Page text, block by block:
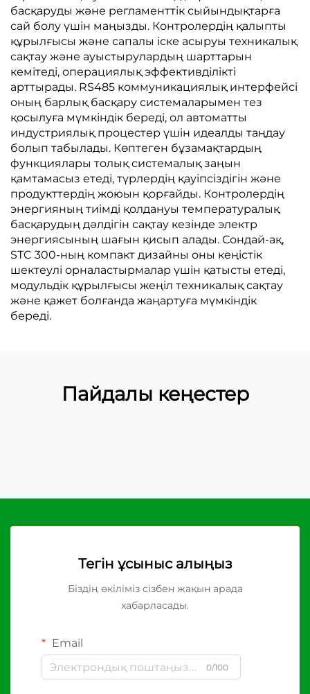
басқаруды және регламенттік сыйындықтарға
сай болу үшін маңызды. Контролердің қалыпты
құрылғысы және сапалы іске асыруы техникалық
сақтау және ауыстырулардың шарттарын
кемітеді, операциялық эффективділікті
арттырады. RS485 коммуникациялық интерфейсі
оның барлық басқару системаларымен тез
қосылуға мүмкіндік береді, ол автоматты
индустриялық процестер үшін идеалды таңдау
болып табылады. Көптеген бұзамақтардың
функциялары толық системалық заңын
қамтамасыз етеді, түрлердің қауіпсіздігін және
продукттердің жоюын қорғайды. Контролердің
энергияның тиімді қолдануы температуралық
басқарудың дәлдігін сақтау кезінде электр
энергиясының шағын қисып алады. Сондай-ақ,
STC 300-ның компакт дизайны оны кеңістік
шектеулі орналастырмалар үшін қатысты етеді,
модульдік құрылғысы жеңіл техникалық сақтау
және қажет болғанда жаңартуға мүмкіндік
береді.
Пайдалы кеңестер
Тегін ұсыныс алыңыз
Біздің өкіліміз сізбен жақын арада
хабарласады.
Email
0/100